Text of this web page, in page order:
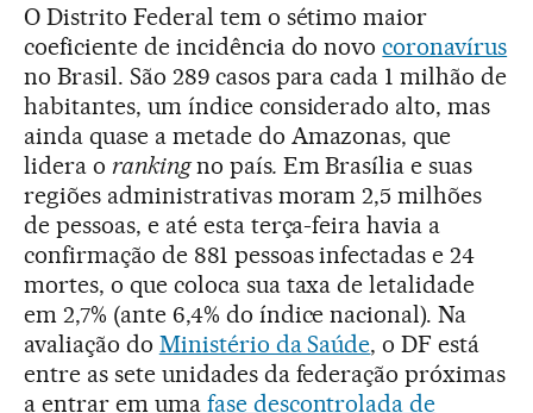
O Distrito Federal tem o sétimo maior
coeficiente de incidência do novocoronavírus
no Brasil. São 289 casos para cada 1 milhão de
habitantes, um índice considerado alto, mas
ainda quase a metade do Amazonas, que
lidera o rankingno país. Em Brasília e suas
regiões administrativas moram 2,5 milhões
de pessoas, e até esta terça-feira havia a
confirmação de 881 pessoas infectadas e 24
mortes, o que coloca sua taxa de letalidade
em 2,7% (ante 6,4% do índice nacional). Na
avaliação do Ministério da Saúde, o DF está
entre as sete unidades da federação próximas
a entrar em uma fase descontrolada de